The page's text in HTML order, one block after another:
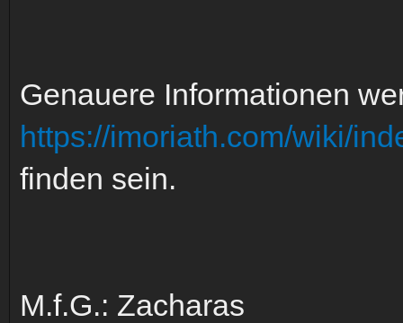
Genauere Informationen
https://imoriath.com/wiki/
finden sein.
M.f.G.: Zacharas